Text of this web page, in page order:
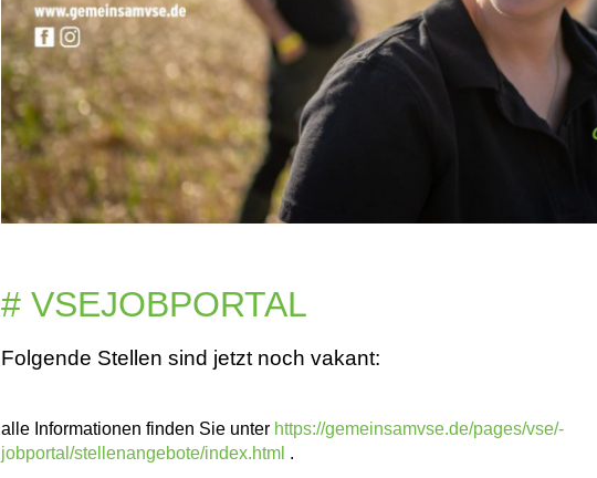
# VSEJOBPORTAL
Folgende Stellen sind jetzt noch vakant:
alle Informationen finden Sie unter https://gemeinsamvse.de/pages/vse/-
jobportal/stellenangebote/index.html .